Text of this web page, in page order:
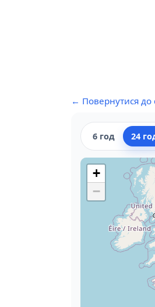
← Повернутися до
6 год 24
+
−